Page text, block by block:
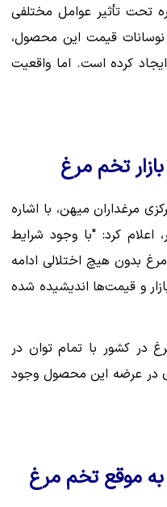
تحت تأثیر عوامل مختلفی
نوسانات قیمت این محصول،
کرده است. اما واقعیت
تخم مرغ
مرغداران میهن، با اشاره
اعلام کرد: "با وجود شرایط
بدون هیچ اختلالی ادامه
و قیمت‌ها اندیشیده شده
در کشور با تمام توان در
در عرضه این محصول وجود
به موقع تخم مرغ